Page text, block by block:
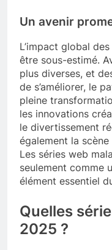
Un avenir
L’impact global
être sous-estimé.
plus diverses, et
de s’améliorer, le
pleine
les innovations
le divertissement
également la
Les séries web
seulement comme
élément essentiel
Quelles
2025 ?